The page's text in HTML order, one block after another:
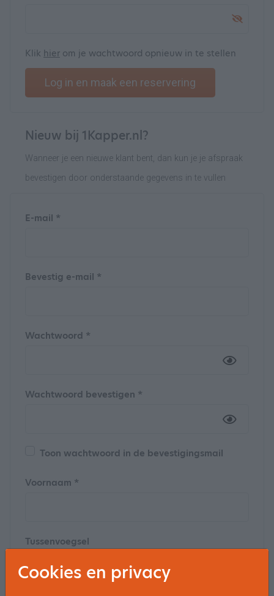
Klik hier om je wachtwoord opnieuw in te stellen
Log in en maak een reservering
Nieuw bij 1Kapper.nl?
Wanneer je een nieuwe klant bent, dan kun je je afspraak
bevestigen door onderstaande gegevens in te vullen
E-mail *
Bevestig e-mail *
Wachtwoord *
Wachtwoord bevestigen *
Toon wachtwoord in de bevestigingsmail
Voornaam *
Tussenvoegsel
Cookies en privacy